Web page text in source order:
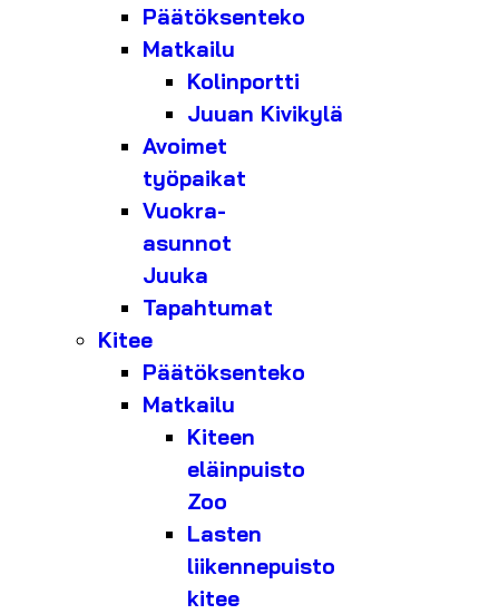
Päätöksenteko
Matkailu
Kolinportti
Juuan Kivikylä
Avoimet
työpaikat
Vuokra-
asunnot
Juuka
Tapahtumat
Kitee
Päätöksenteko
Matkailu
Kiteen
eläinpuisto
Zoo
Lasten
liikennepuisto
kitee